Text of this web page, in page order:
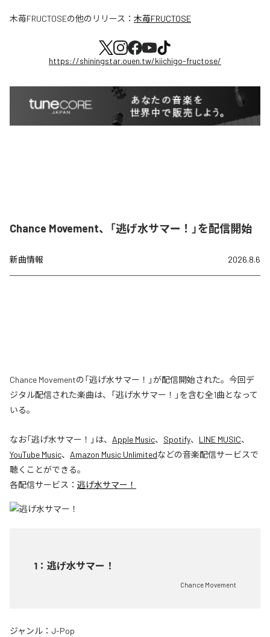
木苺FRUCTOSEの他のリリース： 木苺FRUCTOSE
https://shiningstar.ouen.tw/kiichigo-fructose/
Chance Movement、「逃げ水サマー！」を配信開始
新曲情報 2026.8.6
Chance Movementの「逃げ水サマー！」が配信開始された。今回デ
ジタル配信された楽曲は、「逃げ水サマー！」を含む全1曲となって
いる。
なお「逃げ水サマー！ 」は、 Apple Music、 Spotify、 LINE MUSIC、
YouTube Music、 Amazon Music Unlimitedなどの音楽配信サービスで
聴くことができる。
各配信サービス： 逃げ水サマー！
1 ： 逃げ水サマー！
Chance Movement
ジャンル： J-Pop